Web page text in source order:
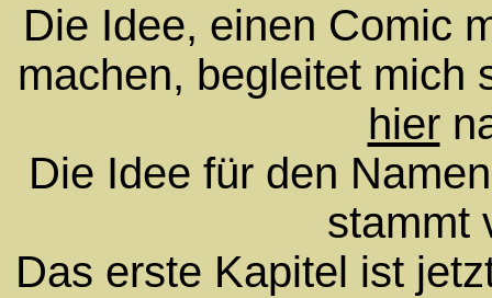
Die Idee, einen Comic
machen, begleitet mich
hier
Die Idee für den
stammt
Das erste Kapitel ist